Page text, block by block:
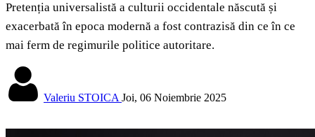
Pretenția universalistă a culturii occidentale născută și
exacerbată în epoca modernă a fost contrazisă din ce în ce
mai ferm de regimurile politice autoritare.
Valeriu STOICA Joi, 06 Noiembrie 2025